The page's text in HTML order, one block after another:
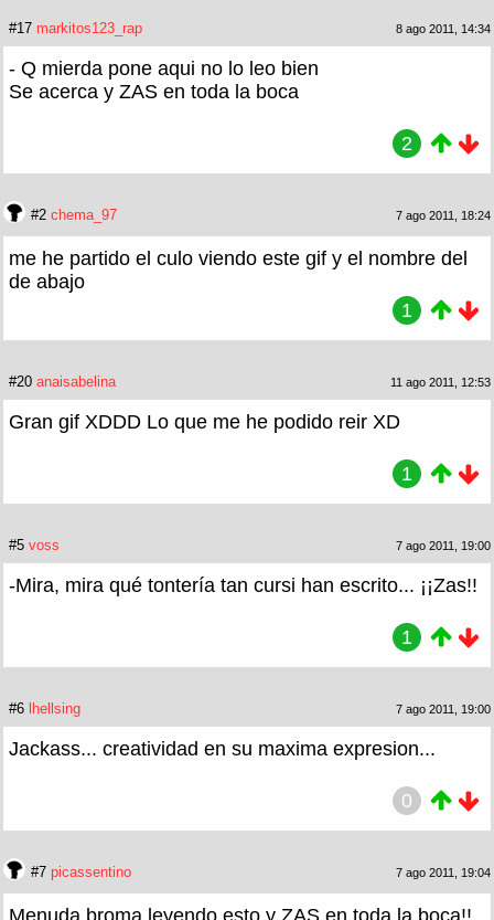
#17 markitos123_rap 8 ago 2011, 14:34
- Q mierda pone aqui no lo leo bien
Se acerca y ZAS en toda la boca
2
#2 chema_97 7 ago 2011, 18:24
me he partido el culo viendo este gif y el nombre del
de abajo
1
#20 anaisabelina 11 ago 2011, 12:53
Gran gif XDDD Lo que me he podido reir XD
1
#5 voss 7 ago 2011, 19:00
-Mira, mira qué tontería tan cursi han escrito... ¡¡Zas!!
1
#6 lhellsing 7 ago 2011, 19:00
Jackass... creatividad en su maxima expresion...
0
#7 picassentino 7 ago 2011, 19:04
Menuda broma leyendo esto y ZAS en toda la boca!!